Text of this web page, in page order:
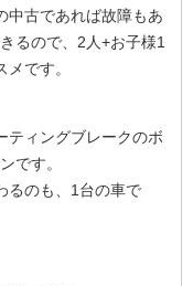
古であれば故障もあ
るので、2人+お子様1
です。
ティングブレークのボ
です。
るのも、1台の車で